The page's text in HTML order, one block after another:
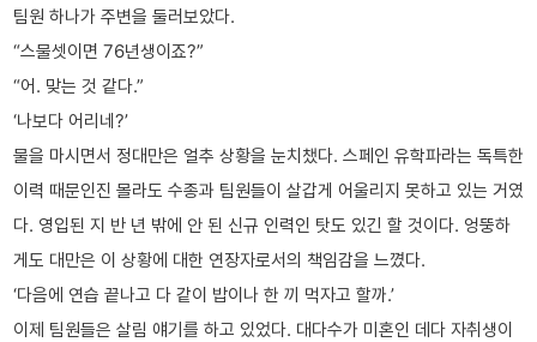
팀원 하나가 주변을 둘러보았다.
“스물셋이면 76년생이죠?”
“어. 맞는 것 같다.”
‘나보다 어리네?’
물을 마시면서 정대만은 얼추 상황을 눈치챘다. 스페인 유학파라는 독특한
이력 때문인진 몰라도 수종과 팀원들이 살갑게 어울리지 못하고 있는 거였
다. 영입된 지 반 년 밖에 안 된 신규 인력인 탓도 있긴 할 것이다. 엉뚱하
게도 대만은 이 상황에 대한 연장자로서의 책임감을 느꼈다.
‘다음에 연습 끝나고 다 같이 밥이나 한 끼 먹자고 할까.’
이제 팀원들은 살림 얘기를 하고 있었다. 대다수가 미혼인 데다 자취생이